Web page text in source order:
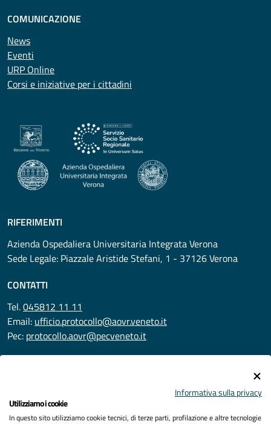
COMUNICAZIONE
News
Eventi
URP Online
Corsi e iniziative per i cittadini
RIFERIMENTI
Azienda Ospedaliera Universitaria Integrata Verona
Sede Legale: Piazzale Aristide Stefani, 1 - 37126 Verona
CONTATTI
Tel.045812 11 11
Email: ufficio.protocollo@aovr.veneto.it
Pec: protocollo.aovr@pecveneto.it
Informativa sulla privacy
Utilizziamo i cookie
In questo sito utilizziamo cookie tecnici, di terze parti, profilazione e altre tecnologie